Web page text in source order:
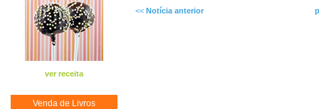
ver receita
Venda de Livros
<< Notícia anterior